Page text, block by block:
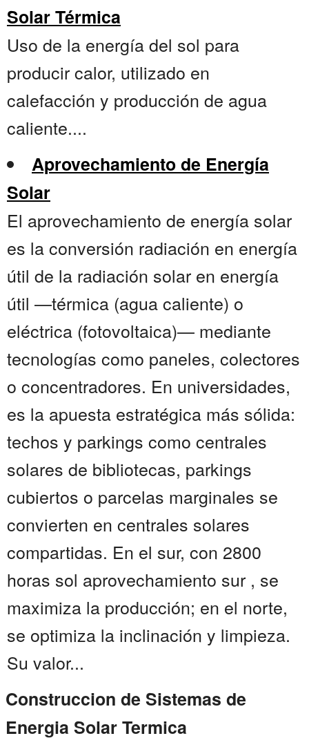
Solar Térmica
Uso de la energía del sol para
producir calor, utilizado en
calefacción y producción de agua
caliente....
Aprovechamiento de Energía
Solar
El aprovechamiento de energía solar
es la conversión radiación en energía
útil de la radiación solar en energía
útil —térmica (agua caliente) o
eléctrica (fotovoltaica)— mediante
tecnologías como paneles, colectores
o concentradores. En universidades,
es la apuesta estratégica más sólida:
techos y parkings como centrales
solares de bibliotecas, parkings
cubiertos o parcelas marginales se
convierten en centrales solares
compartidas. En el sur, con 2800
horas sol aprovechamiento sur , se
maximiza la producción; en el norte,
se optimiza la inclinación y limpieza.
Su valor...
Construccion de Sistemas de
Energia Solar Termica